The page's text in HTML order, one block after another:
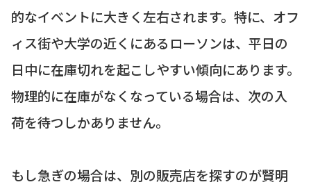
的なイベントに大きく左右されます。特に、オフ
ィス街や大学の近くにあるローソンは、平日の
日中に在庫切れを起こしやすい傾向にあります。
物理的に在庫がなくなっている場合は、次の入
荷を待つしかありません。
もし急ぎの場合は、別の販売店を探すのが賢明